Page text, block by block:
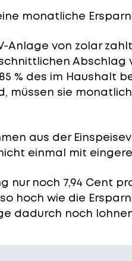
monatliche Ersparnis
Anlage von zolar
Abschlag
% des im Haushalt
müssen sie
aus der
einmal mit
nur noch 7,94 Cent
hoch wie die
dadurch noch